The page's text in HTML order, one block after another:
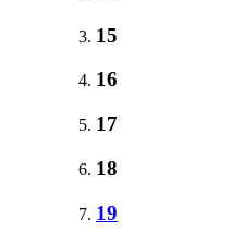
15
16
17
18
19